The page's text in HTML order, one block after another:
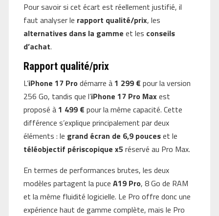
Pour savoir si cet écart est réellement justifié, il
faut analyser le rapport qualité/prix, les
alternatives dans la gamme et les conseils
d’achat.
Rapport qualité/prix
L’iPhone 17 Pro démarre à 1 299 € pour la version
256 Go, tandis que l’iPhone 17 Pro Maxest
proposé à 1 499 € pour la même capacité. Cette
différence s’explique principalement par deux
éléments : le grand écran de 6,9 pouceset le
téléobjectif périscopique x5 réservé au Pro Max.
En termes de performances brutes, les deux
modèles partagent la puce A19 Pro, 8 Go de RAM
et la même fluidité logicielle. Le Pro offre donc une
expérience haut de gamme complète, mais le Pro